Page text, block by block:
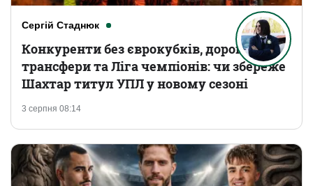
Сергій Стаднюк
3 серпня 08:14
Конкуренти без єврокубків, дорогі
трансфери та Ліга чемпіонів: чи збереже
Шахтар титул УПЛ у новому сезоні